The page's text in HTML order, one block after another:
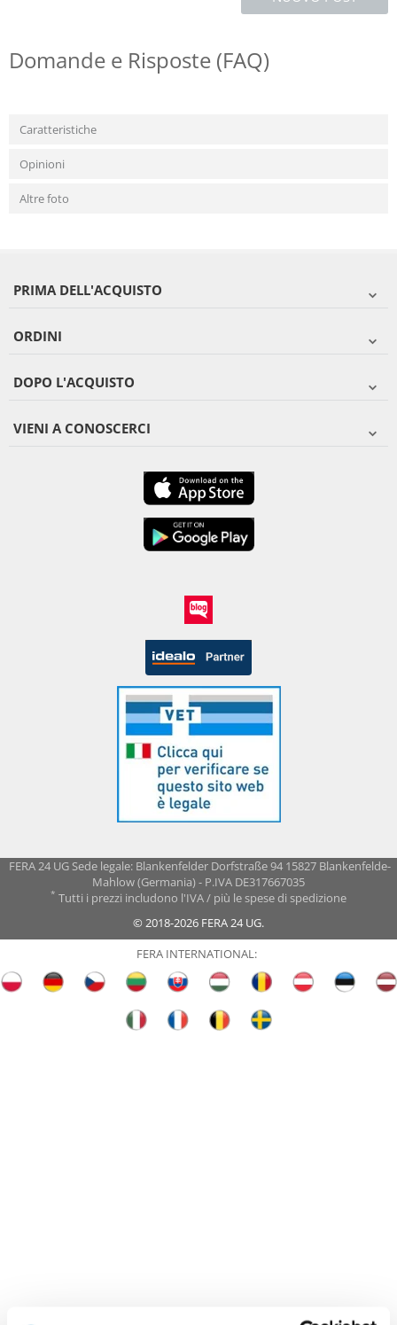
Domande e Risposte (FAQ)
Caratteristiche
Opinioni
Altre foto
PRIMA DELL'ACQUISTO
ORDINI
DOPO L'ACQUISTO
VIENI A CONOSCERCI
FERA 24 UG Sede legale: Blankenfelder Dorfstraße 94 15827 Blankenfelde-
Mahlow (Germania) - P.IVA DE317667035
* Tutti i prezzi includono l'IVA / più le spese di spedizione
© 2018-2026 FERA 24 UG.
FERA INTERNATIONAL: